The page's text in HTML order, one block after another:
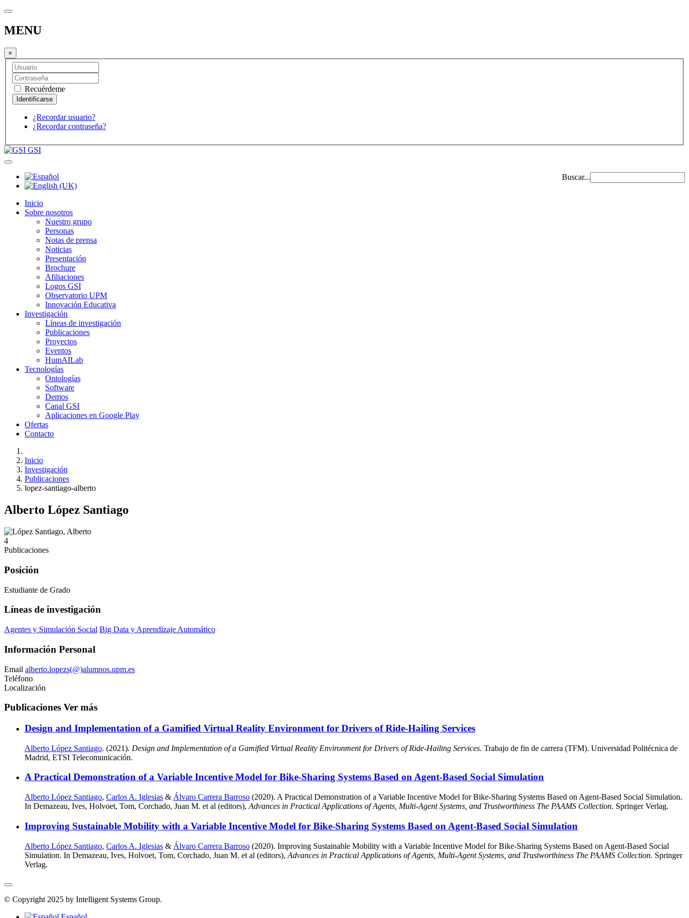
MENU
×
Recuérdeme
¿Recordar usuario?
¿Recordar contraseña?
GSI
Buscar...
Inicio
Sobre nosotros
Nuestro grupo
Personas
Notas de prensa
Noticias
Presentación
Brochure
Afiliaciones
Logos GSI
Observatorio UPM
Innovación Educativa
Investigación
Líneas de investigación
Publicaciones
Proyectos
Eventos
HumAILab
Tecnologías
Ontologías
Software
Demos
Canal GSI
Aplicaciones en Google Play
Ofertas
Contacto
Inicio
Investigación
Publicaciones
lopez-santiago-alberto
Alberto López Santiago
4
Publicaciones
Posición
Estudiante de Grado
Líneas de investigación
Agentes y Simulación Social Big Data y Aprendizaje Automático
Información Personal
Email alberto.lopezs(@)alumnos.upm.es
Teléfono
Localización
Publicaciones Ver más
Design and Implementation of a Gamified Virtual Reality Environment for Drivers of Ride-Hailing Services
Alberto López Santiago. (2021). Design and Implementation of a Gamified Virtual Reality Environment for Drivers of Ride-Hailing Services. Trabajo de fin de carrera (TFM). Universidad Politécnica de
Madrid, ETSI Telecomunicación.
A Practical Demonstration of a Variable Incentive Model for Bike-Sharing Systems Based on Agent-Based Social Simulation
Alberto López Santiago, Carlos A. Iglesias & Álvaro Carrera Barroso (2020). A Practical Demonstration of a Variable Incentive Model for Bike-Sharing Systems Based on Agent-Based Social Simulation.
In Demazeau, Ives, Holvoet, Tom, Corchado, Juan M. et al (editors), Advances in Practical Applications of Agents, Multi-Agent Systems, and Trustworthiness The PAAMS Collection. Springer Verlag.
Improving Sustainable Mobility with a Variable Incentive Model for Bike-Sharing Systems Based on Agent-Based Social Simulation
Alberto López Santiago, Carlos A. Iglesias & Álvaro Carrera Barroso (2020). Improving Sustainable Mobility with a Variable Incentive Model for Bike-Sharing Systems Based on Agent-Based Social
Simulation. In Demazeau, Ives, Holvoet, Tom, Corchado, Juan M. et al (editors), Advances in Practical Applications of Agents, Multi-Agent Systems, and Trustworthiness The PAAMS Collection. Springer
Verlag.
© Copyright 2025 by Intelligent Systems Group.